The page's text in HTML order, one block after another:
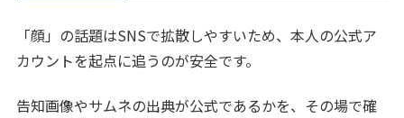
「顔」の話題はSNSで拡散しやすいため、本人の公式ア
カウントを起点に追うのが安全です。
告知画像やサムネの出典が公式であるかを、その場で確